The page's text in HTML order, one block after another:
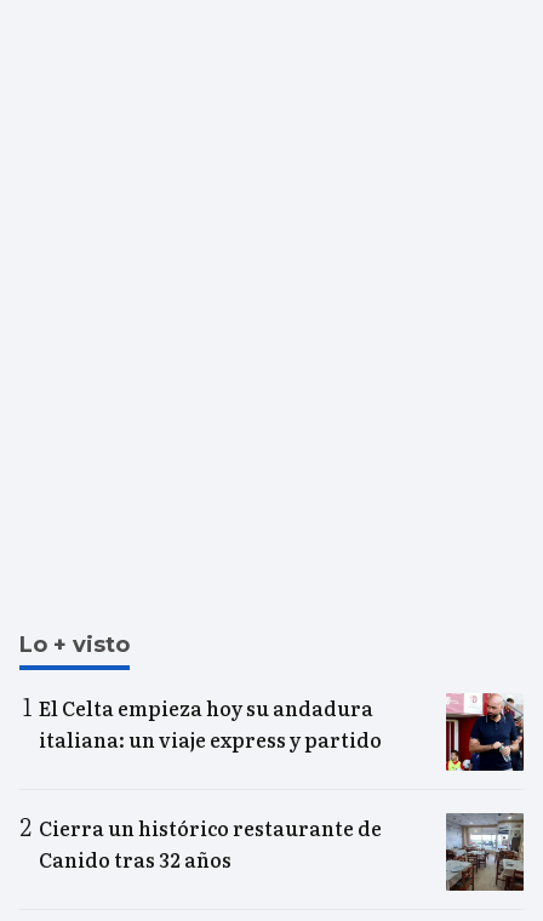
Lo + visto
El Celta empieza hoy su andadura
italiana: un viaje express y partido
Cierra un histórico restaurante de
Canido tras 32 años